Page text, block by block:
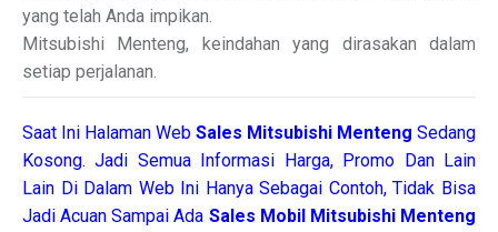
yang telah Anda impikan.
Mitsubishi Menteng, keindahan yang dirasakan dalam
setiap perjalanan.
Saat Ini Halaman Web Sales Mitsubishi Menteng Sedang
Kosong. Jadi Semua Informasi Harga, Promo Dan Lain
Lain Di Dalam Web Ini Hanya Sebagai Contoh, Tidak Bisa
Jadi Acuan Sampai Ada Sales Mobil Mitsubishi Menteng